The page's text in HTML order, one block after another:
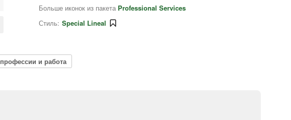
Больше иконок из пакета Professional Services
Стиль: Special Lineal
профессии и работа